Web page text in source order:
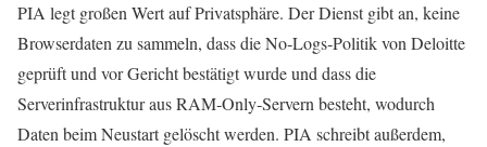
PIA legt großen Wert auf Privatsphäre. Der Dienst gibt an, keine
Browserdaten zu sammeln, dass die No‑Logs‑Politik von Deloitte
geprüft und vor Gericht bestätigt wurde und dass die
Serverinfrastruktur aus RAM‑Only‑Servern besteht, wodurch
Daten beim Neustart gelöscht werden. PIA schreibt außerdem,